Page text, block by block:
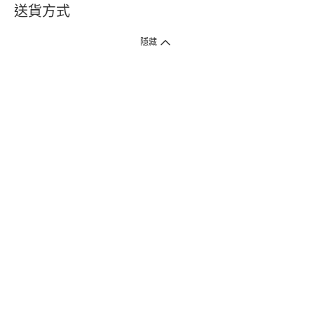
送貨方式
1. 送貨到府（受衛生署條例規管產品除外 ）
隱藏